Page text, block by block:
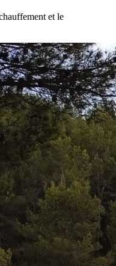
et le